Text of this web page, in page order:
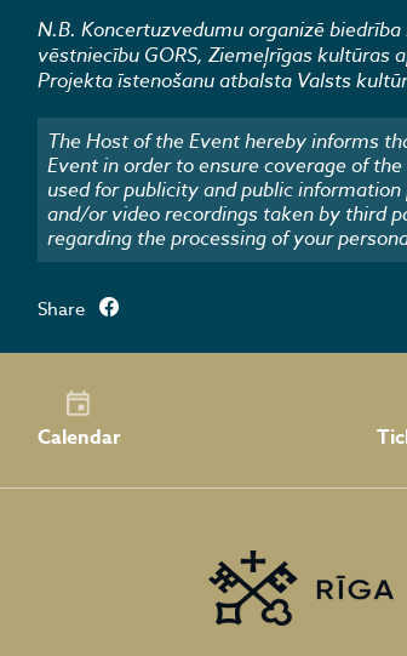
N.B. Koncertuzvedumu organizē biedrība
vēstniecību GORS, Ziemeļrīgas kultūras
Projekta īstenošanu atbalsta Valsts
The Host of the Event hereby informs
Event in order to ensure coverage of
used for publicity and public
and/or video recordings taken by third
regarding the processing of your
Share
Calendar